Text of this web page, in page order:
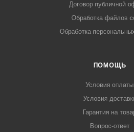
Договор публичной
Обработка файлов
Обработка
ПОМОЩЬ
Условия оплаты
Условия
Гарантия на
Вопрос-ответ